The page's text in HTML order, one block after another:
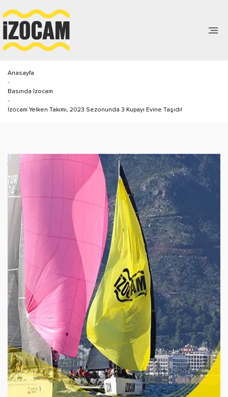
Anasayfa
-
Basında İzocam
-
İzocam Yelken Takımı, 2023 Sezonunda 3 Kupayı Evine Taşıdı!